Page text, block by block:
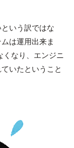
いう訳ではな
は運用出来ま
くなり、エンジニ
いたということ